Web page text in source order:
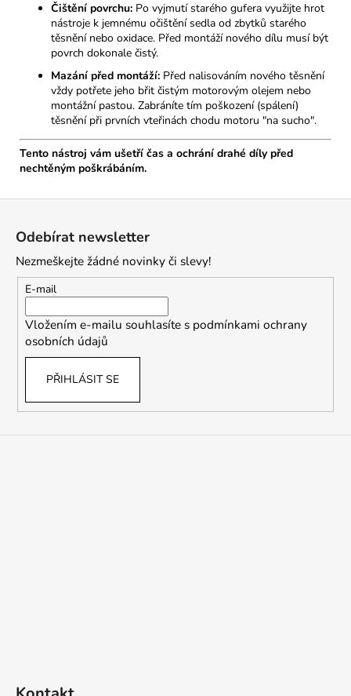
Čištění povrchu: Po vyjmutí starého gufera využijte hrot
nástroje k jemnému očištění sedla od zbytků starého
těsnění nebo oxidace. Před montáží nového dílu musí být
povrch dokonale čistý.
Mazání před montáží: Před nalisováním nového těsnění
vždy potřete jeho břit čistým motorovým olejem nebo
montážní pastou. Zabráníte tím poškození (spálení)
těsnění při prvních vteřinách chodu motoru "na sucho".
Tento nástroj vám ušetří čas a ochrání drahé díly před
nechtěným poškrábáním.
Odebírat newsletter
Nezmeškejte žádné novinky či slevy!
E-mail
Vložením e-mailu souhlasíte s podmínkami ochrany
osobních údajů
PŘIHLÁSIT SE